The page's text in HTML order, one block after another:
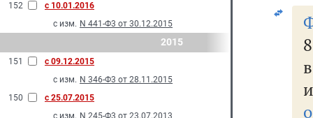
152
с 10.01.2016
с изм. N 441-Ф3 от 30.12.2015
2015
151
с 09.12.2015
с изм. N 346-Ф3 от 28.11.2015
150
с 25.07.2015
с изм. N 245-Ф3 от 23.07.2013